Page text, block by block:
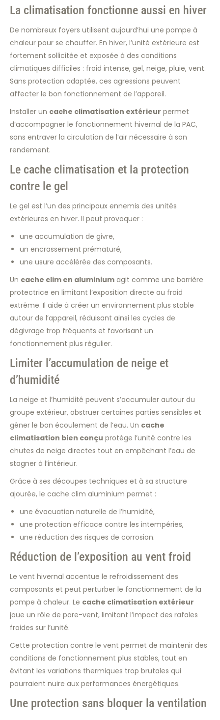
La climatisation fonctionne aussi en hiver
De nombreux foyers utilisent aujourd’hui une pompe à
chaleur pour se chauffer. En hiver, l’unité extérieure est
fortement sollicitée et exposée à des conditions
climatiques difficiles : froid intense, gel, neige, pluie, vent.
Sans protection adaptée, ces agressions peuvent
affecter le bon fonctionnement de l’appareil.
Installer un cache climatisation extérieur permet
d’accompagner le fonctionnement hivernal de la PAC,
sans entraver la circulation de l’air nécessaire à son
rendement.
Le cache climatisation et la protection
contre le gel
Le gel est l’un des principaux ennemis des unités
extérieures en hiver. Il peut provoquer :
une accumulation de givre,
un encrassement prématuré,
une usure accélérée des composants.
Un cache clim en aluminium agit comme une barrière
protectrice en limitant l’exposition directe au froid
extrême. Il aide à créer un environnement plus stable
autour de l’appareil, réduisant ainsi les cycles de
dégivrage trop fréquents et favorisant un
fonctionnement plus régulier.
Limiter l’accumulation de neige et
d’humidité
La neige et l’humidité peuvent s’accumuler autour du
groupe extérieur, obstruer certaines parties sensibles et
gêner le bon écoulement de l’eau. Un cache
climatisation bien conçu protège l’unité contre les
chutes de neige directes tout en empêchant l’eau de
stagner à l’intérieur.
Grâce à ses découpes techniques et à sa structure
ajourée, le cache clim aluminium permet :
une évacuation naturelle de l’humidité,
une protection efficace contre les intempéries,
une réduction des risques de corrosion.
Réduction de l’exposition au vent froid
Le vent hivernal accentue le refroidissement des
composants et peut perturber le fonctionnement de la
pompe à chaleur. Le cache climatisation extérieur
joue un rôle de pare-vent, limitant l’impact des rafales
froides sur l’unité.
Cette protection contre le vent permet de maintenir des
conditions de fonctionnement plus stables, tout en
évitant les variations thermiques trop brutales qui
pourraient nuire aux performances énergétiques.
Une protection sans bloquer la ventilation